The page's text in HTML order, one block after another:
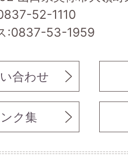
52-1110
:0837-53-1959
合わせ
ク集